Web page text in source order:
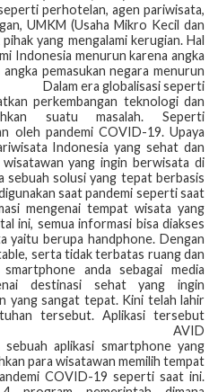
perhotelan, agen pariwisata,
UMKM (Usaha Mikro Kecil dan
yang mengalami kerugian. Hal
Indonesia menurun karena angka
pemasukan negara menurun
era globalisasi seperti
perkembangan teknologi dan
suatu masalah. Seperti
oleh pandemi COVID-19. Upaya
Indonesia yang sehat dan
yang ingin berwisata di
sebuah solusi yang tepat berbasis
saat pandemi seperti saat
mengenai tempat wisata yang
ini, semua informasi bisa diakses
yaitu berupa handphone. Dengan
serta tidak terbatas ruang dan
anda sebagai media
destinasi sehat yang ingin
yang sangat tepat. Kini telah lahir
tersebut. Aplikasi tersebut
AVID
aplikasi smartphone yang
para wisatawan memilih tempat
COVID-19 seperti saat ini.